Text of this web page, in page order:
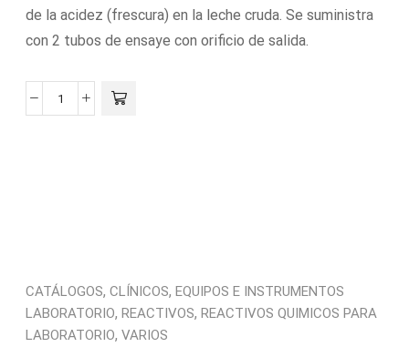
de la acidez (frescura) en la leche cruda. Se suministra
con 2 tubos de ensaye con orificio de salida.
CATÁLOGOS, CLÍNICOS, EQUIPOS E INSTRUMENTOS
LABORATORIO, REACTIVOS, REACTIVOS QUIMICOS PARA
LABORATORIO, VARIOS